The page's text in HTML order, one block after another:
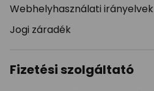
Webhelyhasználati irányelvek
Jogi záradék
Fizetési szolgáltató